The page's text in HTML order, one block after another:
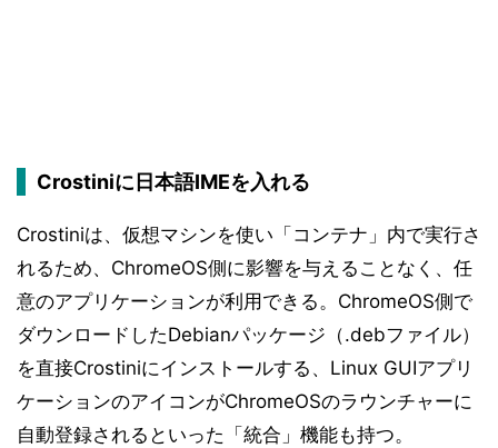
Crostiniに日本語IMEを入れる
Crostiniは、仮想マシンを使い「コンテナ」内で実行さ
れるため、ChromeOS側に影響を与えることなく、任
意のアプリケーションが利用できる。ChromeOS側で
ダウンロードしたDebianパッケージ（.debファイル）
を直接Crostiniにインストールする、Linux GUIアプリ
ケーションのアイコンがChromeOSのラウンチャーに
自動登録されるといった「統合」機能も持つ。